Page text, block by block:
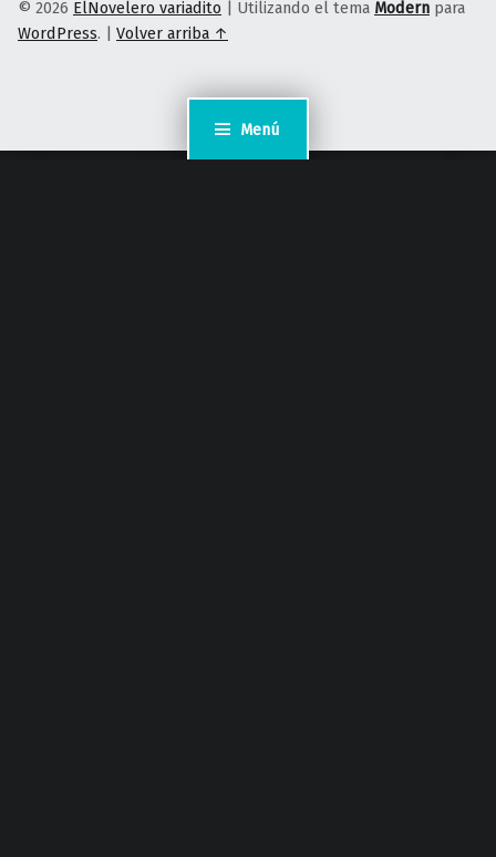
Menú
© 2026 ElNovelero variadito | Utilizando el tema Modern para
WordPress. | Volver arriba ↑